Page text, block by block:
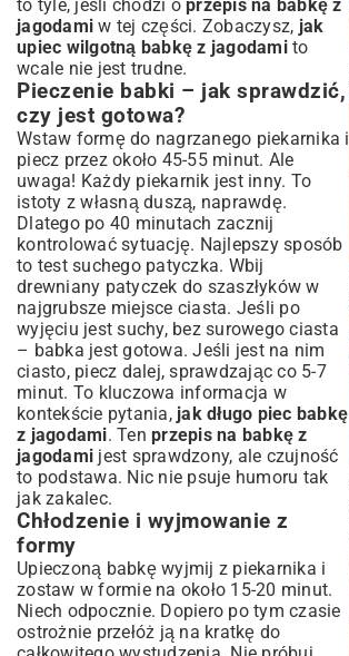
to tyle, jeśli chodzi o przepis na babkę z
jagodami w tej części. Zobaczysz, jak
upiec wilgotną babkę z jagodamito
wcale nie jest trudne.
Pieczenie babki – jak sprawdzić,
czy jest gotowa?
Wstaw formę do nagrzanego piekarnika i
piecz przez około 45-55 minut. Ale
uwaga! Każdy piekarnik jest inny. To
istoty z własną duszą, naprawdę.
Dlatego po 40 minutach zacznij
kontrolować sytuację. Najlepszy sposób
to test suchego patyczka. Wbij
drewniany patyczek do szaszłyków w
najgrubsze miejsce ciasta. Jeśli po
wyjęciu jest suchy, bez surowego ciasta
– babka jest gotowa. Jeśli jest na nim
ciasto, piecz dalej, sprawdzając co 5-7
minut. To kluczowa informacja w
kontekście pytania, jak długo piec babkę
z jagodami. Ten przepis na babkę z
jagodami jest sprawdzony, ale czujność
to podstawa. Nic nie psuje humoru tak
jak zakalec.
Chłodzenie i wyjmowanie z
formy
Upieczoną babkę wyjmij z piekarnika i
zostaw w formie na około 15-20 minut.
Niech odpocznie. Dopiero po tym czasie
ostrożnie przełóż ją na kratkę do